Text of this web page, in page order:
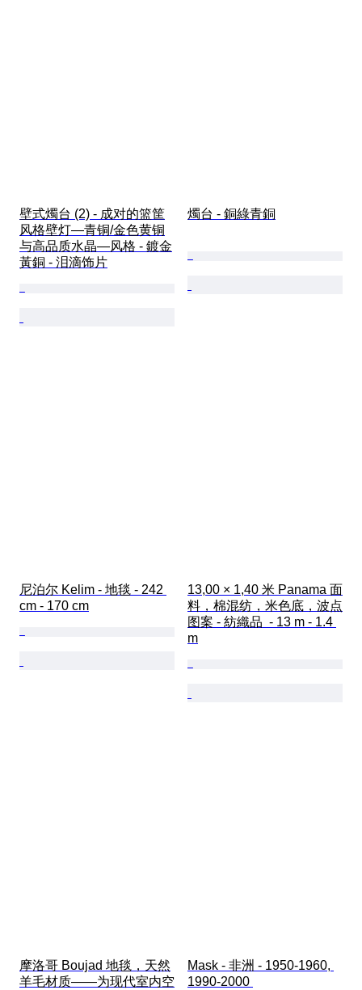
壁式燭台 (2) - 成对的篮筐
风格壁灯—青铜/金色黄铜
与高品质水晶—风格 - 鍍金
黃銅 - 泪滴饰片
燭台 - 銅綠青銅
尼泊尔 Kelim - 地毯 - 242
cm - 170 cm
13,00 × 1,40 米 Panama 面
料，棉混纺，米色底，波点
图案 - 紡織品  - 13 m - 1.4
m
摩洛哥 Boujad 地毯，天然
羊毛材质——为现代室内空
Mask - 非洲 - 1950-1960,
1990-2000